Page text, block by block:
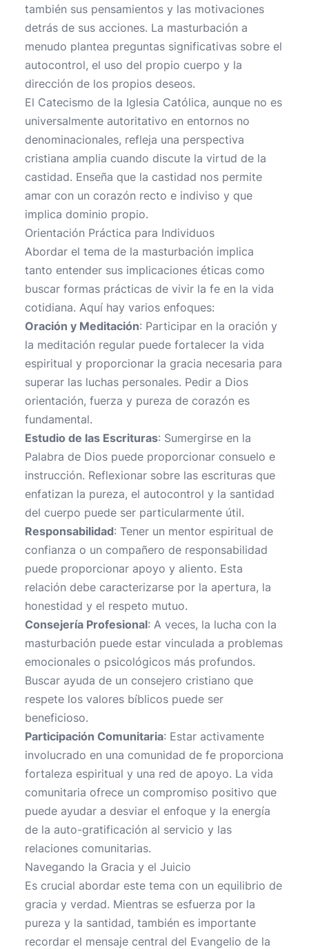
también sus pensamientos y las motivaciones
detrás de sus acciones. La masturbación a
menudo plantea preguntas significativas sobre el
autocontrol, el uso del propio cuerpo y la
dirección de los propios deseos.
El Catecismo de la Iglesia Católica, aunque no es
universalmente autoritativo en entornos no
denominacionales, refleja una perspectiva
cristiana amplia cuando discute la virtud de la
castidad. Enseña que la castidad nos permite
amar con un corazón recto e indiviso y que
implica dominio propio.
Orientación Práctica para Individuos
Abordar el tema de la masturbación implica
tanto entender sus implicaciones éticas como
buscar formas prácticas de vivir la fe en la vida
cotidiana. Aquí hay varios enfoques:
Oración y Meditación: Participar en la oración y
la meditación regular puede fortalecer la vida
espiritual y proporcionar la gracia necesaria para
superar las luchas personales. Pedir a Dios
orientación, fuerza y pureza de corazón es
fundamental.
Estudio de las Escrituras: Sumergirse en la
Palabra de Dios puede proporcionar consuelo e
instrucción. Reflexionar sobre las escrituras que
enfatizan la pureza, el autocontrol y la santidad
del cuerpo puede ser particularmente útil.
Responsabilidad: Tener un mentor espiritual de
confianza o un compañero de responsabilidad
puede proporcionar apoyo y aliento. Esta
relación debe caracterizarse por la apertura, la
honestidad y el respeto mutuo.
Consejería Profesional: A veces, la lucha con la
masturbación puede estar vinculada a problemas
emocionales o psicológicos más profundos.
Buscar ayuda de un consejero cristiano que
respete los valores bíblicos puede ser
beneficioso.
Participación Comunitaria: Estar activamente
involucrado en una comunidad de fe proporciona
fortaleza espiritual y una red de apoyo. La vida
comunitaria ofrece un compromiso positivo que
puede ayudar a desviar el enfoque y la energía
de la auto-gratificación al servicio y las
relaciones comunitarias.
Navegando la Gracia y el Juicio
Es crucial abordar este tema con un equilibrio de
gracia y verdad. Mientras se esfuerza por la
pureza y la santidad, también es importante
recordar el mensaje central del Evangelio de la